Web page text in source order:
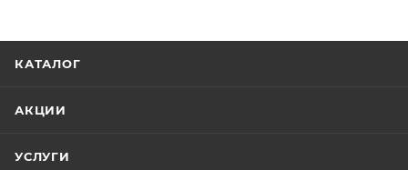
КАТАЛОГ
АКЦИИ
УСЛУГИ